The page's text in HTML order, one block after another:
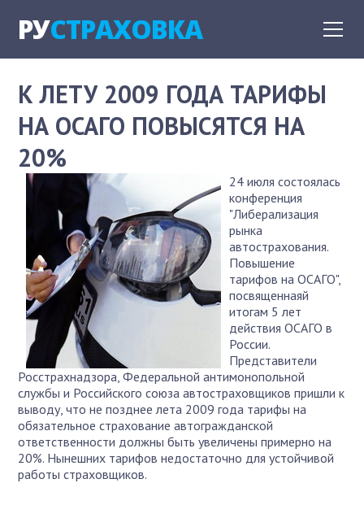
РУСТРАХОВКА
К ЛЕТУ 2009 ГОДА ТАРИФЫ
НА ОСАГО ПОВЫСЯТСЯ НА
20%
24 июля состоялась
конференция
"Либерализация
рынка
автострахования.
Повышение
тарифов на ОСАГО",
посвященнаяй
итогам 5 лет
действия ОСАГО в
России.
Представители
Росстрахнадзора, Федеральной антимонопольной
службы и Российского союза автостраховщиков пришли к
выводу, что не позднее лета 2009 года тарифы на
обязательное страхование автогражданской
ответственности должны быть увеличены примерно на
20%. Нынешних тарифов недостаточно для устойчивой
работы страховщиков.